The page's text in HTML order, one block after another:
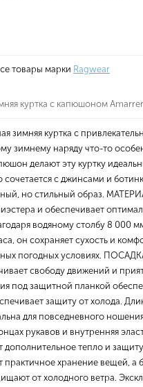
товары марки Ragwear
куртка с капюшоном
зимняя куртка с
зимнему наряду что-то
делают эту куртку
сочетается с джинсами и
но стильный образ.
и обеспечивает
водяному столбу 8 000
он сохраняет сухость и
погодных условиях.
свободу движений и
под защитной планкой
защиту от холода.
для повседневного
рукавов и внутренняя
дополнительное тепло и
практичное хранение вещей,
от холодного ветра.